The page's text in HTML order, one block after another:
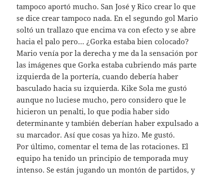
tampoco aportó mucho. San José y Rico crear lo que
se dice crear tampoco nada. En el segundo gol Mario
soltó un trallazo que encima va con efecto y se abre
hacia el palo pero… ¿Gorka estaba bien colocado?
Mario venía por la derecha y me da la sensación por
las imágenes que Gorka estaba cubriendo más parte
izquierda de la portería, cuando debería haber
basculado hacia su izquierda. Kike Sola me gustó
aunque no luciese mucho, pero considero que le
hicieron un penalti, lo que podia haber sido
determinante y también deberían haber expulsado a
su marcador. Así que cosas ya hizo. Me gustó.
Por último, comentar el tema de las rotaciones. El
equipo ha tenido un principio de temporada muy
intenso. Se están jugando un montón de partidos, y